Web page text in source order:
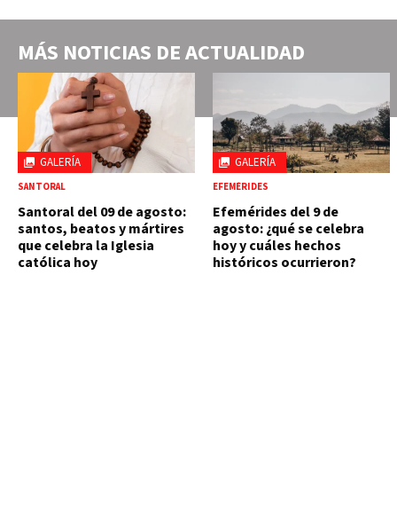
MÁS NOTICIAS DEACTUALIDAD
GALERÍA
SANTORAL
Santoral del 09 de agosto:
santos, beatos y mártires
que celebra la Iglesia
católica hoy
GALERÍA
EFEMÉRIDES
Efemérides del 9 de
agosto: ¿qué se celebra
hoy y cuáles hechos
históricos ocurrieron?